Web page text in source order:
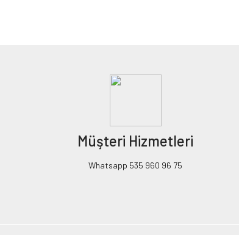
Müşteri Hizmetleri
Whatsapp 535 960 96 75